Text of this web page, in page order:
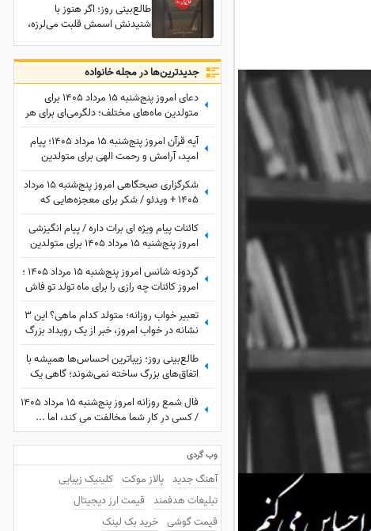
می‌دهد...
طالع‌بینی روز؛ اگر هنوز با
شنیدنش اسمش قلبت می‌لرزه،
اتفاق غیرمنتظره همه چیز رو
تغییر میده
جدید‌ترین‌ها در مجله خانواده
دعای امروز پنج‌شنبه 15 مرداد 1405 برای
متولدین ماه‌های مختلف؛ دلگرمی‌ای برای هر
کس که در آرزوها و نیازهای زندگی مانده
است
آیه قرآن امروز پنج‌شنبه 15 مرداد 1405؛ پیام
امید، آرامش و رحمت الهی برای متولدین
ماه‌های مختلف
شکرگزاری صبحگاهی امروز پنج‌شنبه 15 مرداد
1405 + ویدئو / شکر برای معجزه‌هایی که
دیدم، برای نعمت‌هایی که هنوز ندیده‌ام، و
برای آرزوهایی که همین حالا در مسیر رسیدن
به من هستند
کائنات پیام ویژه ای برات داره / پیام انگیزشی
امروز پنج‌شنبه 15 مرداد 1405 برای متولدین
فروردین تا اسفند: هرگز، هرگز تسلیم نشو +
ویدئو
گردونه شانس امروز پنج‌شنبه 15 مرداد 1405 ؛
امروز کائنات چه رازی را برای ماه تولد تو فاش
کرده؟
تعبیر خواب روزانه؛ متولد کدام ماهی؟ این 3
نشانه در خواب امروز، خبر از یک رویداد بزرگ
می‌دهند! / پنج‌شنبه 15 مرداد 1405
طالع‌بینی روز؛ زیباترین احساس‌ها همیشه با
اتفاق‌های بزرگ ساخته نمی‌شوند؛ گاهی یک
نگاه یا یک توجه کوتاه می‌تواند یک روز
معمولی را به خاطره‌ای خاص تبدیل کند /
پنج‌شنبه 15 مرداد 1405
فال شمع روزانه امروز پنج‌شنبه 15 مرداد 1405
/ کسی در کار شما مخالفت می کند، اما ...
وب گردی
آهنگ جدید پالاز موکت کلینیک زیبایی
تبلیغات هدفمند قیمت ارز دیجیتال
قیمت گوشی خرید بک لینک